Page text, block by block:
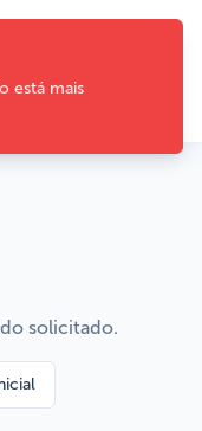
está mais
solicitado.